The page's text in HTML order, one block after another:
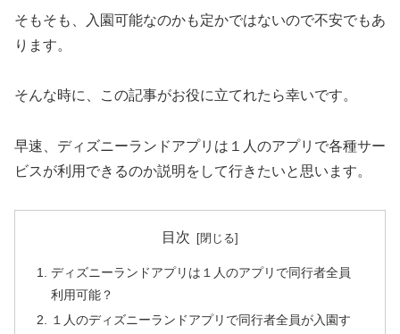
そもそも、入園可能なのかも定かではないので不安でもあ
ります。
そんな時に、この記事がお役に立てれたら幸いです。
早速、ディズニーランドアプリは１人のアプリで各種サー
ビスが利用できるのか説明をして行きたいと思います。
目次
ディズニーランドアプリは１人のアプリで同行者全員
利用可能？
１人のディズニーランドアプリで同行者全員が入園す